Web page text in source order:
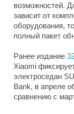
возможностей.
зависит от
оборудования,
полный пакет
Ранее издание
Xiaomi
электроседан
Bank, в апреле
сравнению с